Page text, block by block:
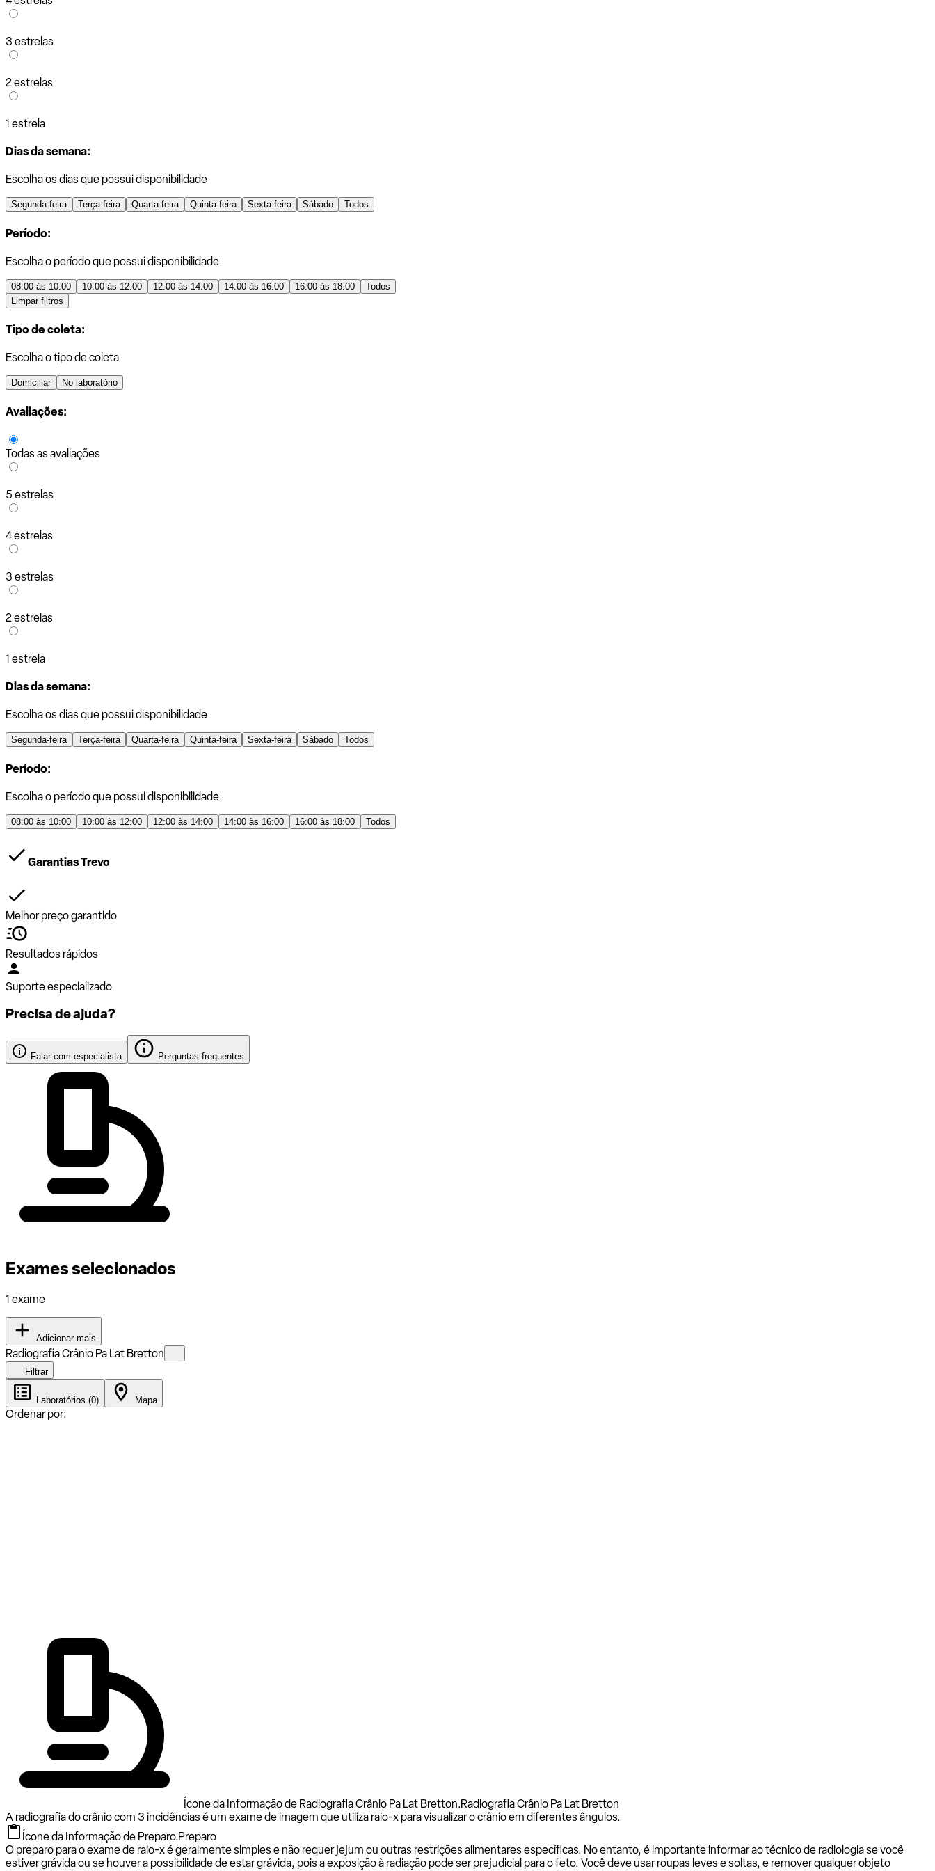
3 estrelas
2 estrelas
1 estrela
Dias da semana:
Escolha os dias que possui disponibilidade
Segunda-feira Terça-feira Quarta-feira Quinta-feira Sexta-feira Sábado Todos
Período:
Escolha o período que possui disponibilidade
08:00 às 10:00 10:00 às 12:00 12:00 às 14:00 14:00 às 16:00 16:00 às 18:00
Todos
Limpar filtros
Tipo de coleta:
Escolha o tipo de coleta
Domiciliar No laboratório
Avaliações:
Todas as avaliações
5 estrelas
4 estrelas
3 estrelas
2 estrelas
1 estrela
Dias da semana:
Escolha os dias que possui disponibilidade
Segunda-feira Terça-feira Quarta-feira Quinta-feira Sexta-feira Sábado Todos
Período:
Escolha o período que possui disponibilidade
08:00 às 10:00 10:00 às 12:00 12:00 às 14:00 14:00 às 16:00 16:00 às 18:00 Todos
Garantias Trevo
Melhor preço garantido
Resultados rápidos
Suporte especializado
Precisa de ajuda?
Falar com especialista Perguntas frequentes
Exames selecionados
1 exame
Adicionar mais
Radiografia Crânio Pa Lat Bretton
Filtrar
Laboratórios (0) Mapa
Ordenar por:
Ícone da Informação de Radiografia Crânio Pa Lat Bretton.Radiografia Crânio Pa Lat Bretton
A radiografia do crânio com 3 incidências é um exame de imagem que utiliza raio-x para visualizar o crânio em diferentes ângulos.
Ícone da Informação de Preparo.Preparo
O preparo para o exame de raio-x é geralmente simples e não requer jejum ou outras restrições alimentares específicas. No entanto, é importante informar ao técnico de radiologia se você
estiver grávida ou se houver a possibilidade de estar grávida, pois a exposição à radiação pode ser prejudicial para o feto. Você deve usar roupas leves e soltas, e remover qualquer objeto